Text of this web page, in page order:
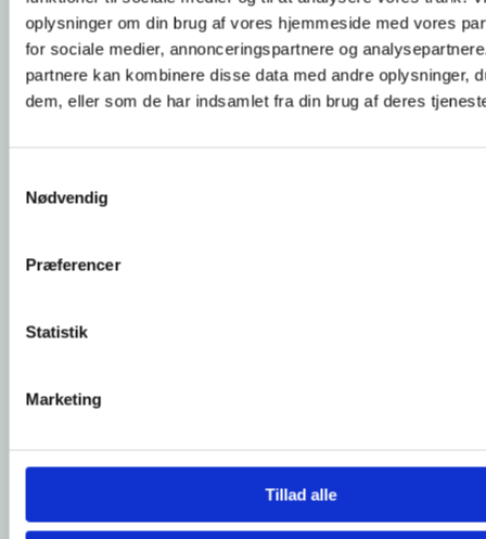
oplysninger om din brug af vores hjemmeside med vores
for sociale medier, annonceringspartnere og
partnere kan kombinere disse data med andre oplysninger,
dem, eller som de har indsamlet fra din brug af deres
Nødvendig
Præferencer
Statistik
Marketing
Tillad alle
26. Marts
Energi
Grønt lys: 2026-plan for Rybners